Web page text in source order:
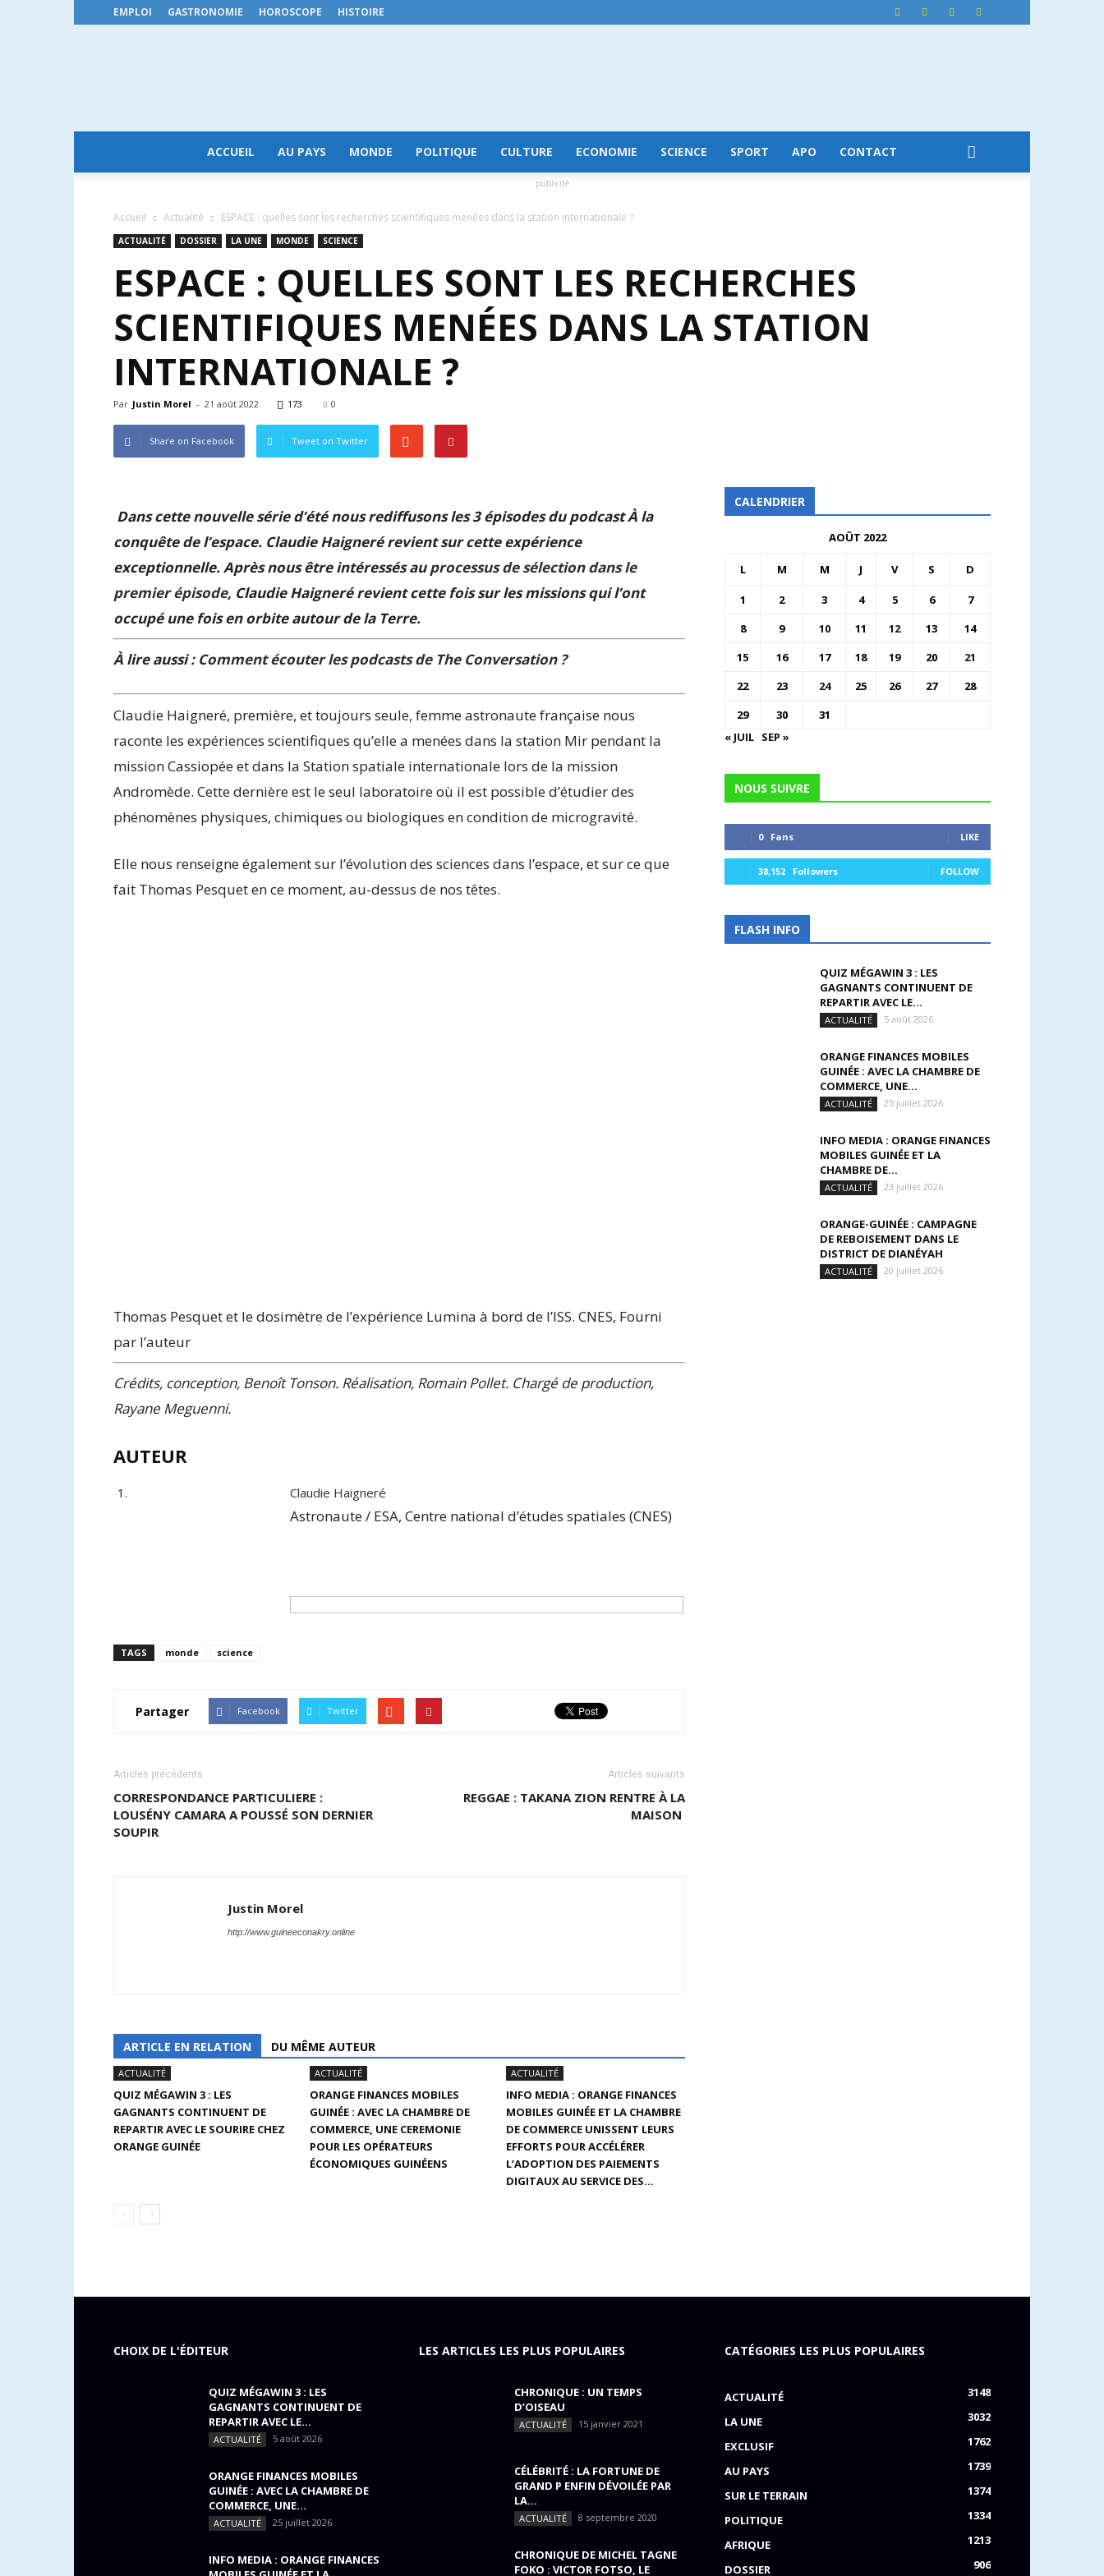
EMPLOI GASTRONOMIE HOROSCOPE HISTOIRE
GuineeConakry.online
ACCUEIL AU PAYS MONDE POLITIQUE CULTURE ECONOMIE SCIENCE SPORT APO CONTACT
publicité
Accueil Actualité ESPACE : quelles sont les recherches scientifiques menées dans la station internationale ?
ACTUALITÉ DOSSIER LA UNE MONDE SCIENCE
ESPACE : QUELLES SONT LES RECHERCHES
SCIENTIFIQUES MENÉES DANS LA STATION
INTERNATIONALE ?
Par Justin Morel - 21 août 2022 173 0
Share on Facebook Tweet on Twitter
Dans cette nouvelle série d’été nous rediffusons les 3 épisodes du podcast À la
conquête de l’espace. Claudie Haigneré revient sur cette expérience
exceptionnelle. Après nous être intéressés auprocessus de sélection dans le
premier épisode, Claudie Haigneré revient cette fois sur les missions qui l’ont
occupé une fois en orbite autour de la Terre.
À lire aussi : Comment écouter les podcasts de The Conversation ?
Claudie Haigneré, première, et toujours seule, femme astronaute française nous
raconte les expériences scientifiques qu’elle a menées dans la station Mir pendant la
mission Cassiopée et dans la Station spatiale internationale lors de la mission
Andromède. Cette dernière est le seul laboratoire où il est possible d’étudier des
phénomènes physiques, chimiques ou biologiques en condition de microgravité.
Elle nous renseigne également sur l’évolution des sciences dans l’espace, et sur ce que
fait Thomas Pesquet en ce moment, au-dessus de nos têtes.
Thomas Pesquet et le dosimètre de l’expérience Lumina à bord de l’ISS. CNES, Fourni
par l’auteur
Crédits, conception, Benoît Tonson. Réalisation, Romain Pollet. Chargé de production,
Rayane Meguenni.
AUTEUR
Claudie Haigneré
Astronaute / ESA, Centre national d’études spatiales (CNES)
TAGS monde science
Partager Facebook Twitter
Articles précédents
CORRESPONDANCE PARTICULIERE :
LOUSÉNY CAMARA A POUSSÉ SON DERNIER
SOUPIR
Articles suivants
REGGAE : TAKANA ZION RENTRE À LA
MAISON
Justin Morel
http://www.guineeconakry.online
ARTICLE EN RELATION DU MÊME AUTEUR
ACTUALITÉ
QUIZ MÉGAWIN 3 : LES
GAGNANTS CONTINUENT DE
REPARTIR AVEC LE SOURIRE CHEZ
ORANGE GUINÉE
ACTUALITÉ
ORANGE FINANCES MOBILES
GUINÉE : AVEC LA CHAMBRE DE
COMMERCE, UNE CEREMONIE
POUR LES OPÉRATEURS
ÉCONOMIQUES GUINÉENS
ACTUALITÉ
INFO MEDIA : ORANGE FINANCES
MOBILES GUINÉE ET LA CHAMBRE
DE COMMERCE UNISSENT LEURS
EFFORTS POUR ACCÉLÉRER
L’ADOPTION DES PAIEMENTS
DIGITAUX AU SERVICE DES...
CALENDRIER
AOÛT 2022
L M M J V S D
1 2 3 4 5 6
7
8
9 10 11 12 13
14
15
16 17 18 19 20
21
22
23 24 25 26 27
28
29
30
31
« JUIL SEP »
NOUS SUIVRE
0 Fans LIKE
38,152 Followers FOLLOW
FLASH INFO
QUIZ MÉGAWIN 3 : LES
GAGNANTS CONTINUENT DE
REPARTIR AVEC LE...
ACTUALITÉ 5 août 2026
ORANGE FINANCES MOBILES
GUINÉE : AVEC LA CHAMBRE DE
COMMERCE, UNE...
ACTUALITÉ 25 juillet 2026
INFO MEDIA : ORANGE FINANCES
MOBILES GUINÉE ET LA
CHAMBRE DE...
ACTUALITÉ 23 juillet 2026
ORANGE-GUINÉE : CAMPAGNE
DE REBOISEMENT DANS LE
DISTRICT DE DIANÉYAH
ACTUALITÉ 20 juillet 2026
CHOIX DE L'ÉDITEUR
QUIZ MÉGAWIN 3 : LES
GAGNANTS CONTINUENT DE
REPARTIR AVEC LE...
ACTUALITÉ 5 août 2026
ORANGE FINANCES MOBILES
GUINÉE : AVEC LA CHAMBRE DE
COMMERCE, UNE...
ACTUALITÉ 25 juillet 2026
INFO MEDIA : ORANGE FINANCES
LES ARTICLES LES PLUS POPULAIRES
CHRONIQUE : UN TEMPS
D’OISEAU
ACTUALITÉ 15 janvier 2021
CÉLÉBRITÉ : LA FORTUNE DE
GRAND P ENFIN DÉVOILÉE PAR
LA...
ACTUALITÉ 8 septembre 2020
CHRONIQUE DE MICHEL TAGNE
FOKO : VICTOR FOTSO, LE
CATÉGORIES LES PLUS POPULAIRES
ACTUALITÉ
3148
LA UNE
3032
EXCLUSIF
1762
AU PAYS
1739
SUR LE TERRAIN
1374
POLITIQUE
1334
AFRIQUE
1213
DOSSIER
906